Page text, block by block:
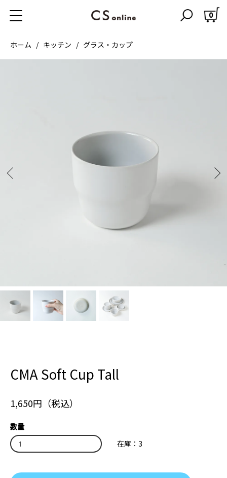
0
ホーム キッチン グラス・カップ
CMA Soft Cup Tall
1,650円（税込）
数量
在庫：3